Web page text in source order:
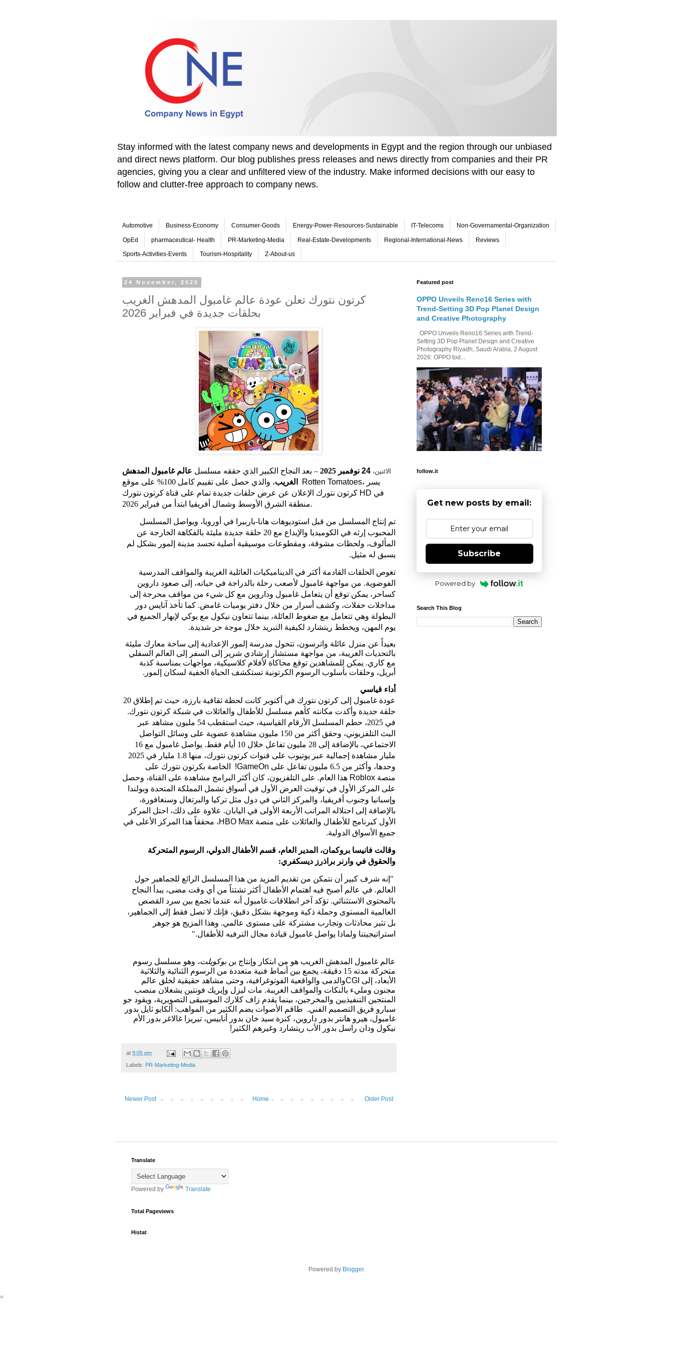
Stay informed with the latest company news and developments in Egypt and the region through our unbiased
and direct news platform. Our blog publishes press releases and news directly from companies and their PR
agencies, giving you a clear and unfiltered view of the industry. Make informed decisions with our easy to
follow and clutter-free approach to company news.
Automotive Business-Economy Consumer-Goods Energy-Power-Resources-Sustainable IT-Telecoms Non-Governamental-Organization
OpEd pharmaceutical- Health PR-Marketing-Media Real-Estate-Developments Regional-International-News Reviews
Sports-Activities-Events Tourism-Hospitality Z-About-us
24 November, 2025
كرتون نتورك تعلن عودة عالم غامبول المدهش الغريب
بحلقات جديدة في فبراير 2026
الاثنين، 24 نوفمبر 2025 – بعد النجاح الكبير الذي حققه مسلسل عالم غامبول المدهش
الغريب
Rotten Tomatoes، يسر
كرتون نتورك الإعلان عن عرض حلقات جديدة تمام على قناة كرتون نتورك HD في
منطقة الشرق الأوسط وشمال أفريقيا ابتدأ من فبراير 2026.
تم إنتاج المسلسل من قبل استوديوهات هانا-باربيرا في أوروبا، ويواصل المسلسل
المحبوب إرثه في الكوميديا والإبداع مع 20 حلقة جديدة مليئة بالفكاهة الخارجة عن
المألوف، ولحظات مشوقة، ومقطوعات موسيقية أصلية تجسد مدينة إلمور بشكل لم
يسبق له مثيل.
تغوص الحلقات القادمة أكثر في الديناميكيات العائلية الغريبة والمواقف المدرسية
الفوضوية. من مواجهة غامبول لأصعب رحلة بالدراجة في حياته، إلى صعود داروين
كساحر، يمكن توقع أن يتعامل غامبول وداروين مع كل شيء من مواقف محرجة إلى
مداخلات حفلات، وكشف أسرار من خلال دفتر يوميات غامض. كما تأخذ آنايس دور
البطولة وهي تتعامل مع ضغوط العائلة، بينما تتعاون نيكول مع يوكي لإبهار الجميع في
يوم المهن، ويخطط ريتشارد لكيفية التبريد خلال موجة حر شديدة.
بعيداً عن منزل عائلة واترسون، تتحول مدرسة إلمور الإعدادية إلى ساحة معارك مليئة
بالتحديات الغريبة، من مواجهة مستشار إرشادي شرير إلى السفر إلى العالم السفلي
مع كاري. يمكن للمشاهدين توقع محاكاة لأفلام كلاسيكية، مواجهات بمناسبة كذبة
أبريل، وحلقات بأسلوب الرسوم الكرتونية تستكشف الحياة الخفية لسكان إلمور .
أداء قياسي
عودة غامبول إلى كرتون نتورك في أكتوبر كانت لحظة ثقافية بارزة، حيث تم إطلاق 20
حلقة جديدة وأكدت مكانته كأهم مسلسل للأطفال والعائلات في شبكة كرتون نتورك.
في 2025، حطم المسلسل الأرقام القياسية، حيث استقطب 54 مليون مشاهد عبر
البث التلفزيوني، وحقق أكثر من 150 مليون مشاهدة عضوية على وسائل التواصل
الاجتماعي، بالإضافة إلى 28 مليون تفاعل خلال 10 أيام فقط. يواصل غامبول مع 16
مليار مشاهدة إجمالية عبر يوتيوب على قنوات كرتون نتورك، منها 1.8 مليار في 2025
وحدها، وأكثر من 6.5 مليون تفاعل على
GameOn!
الخاصة بكرتون نتورك على
منصة
هذا العام. على التلفزيون، كان أكثر البرامج مشاهدة على القناة، وحصل
على المركز الأول في توقيت العرض الأول في أسواق تشمل المملكة المتحدة وبولندا
وإسبانيا وجنوب أفريقيا، والمركز الثاني في دول مثل تركيا والبرتغال وسنغافورة،
بالإضافة إلى احتلاله المراتب الأربعة الأولى في اليابان. علاوة على ذلك، احتل المركز
الأول كبرنامج للأطفال والعائلات على منصة
، محققاً هذا المركز الأعلى في
جميع الأسواق الدولية.
وقالت فانيسا بروكمان، المدير العام، قسم الأطفال الدولي، الرسوم المتحركة
والحقوق في وارنر براذرز ديسكفري:
"إنه شرف كبير أن نتمكن من تقديم المزيد من هذا المسلسل الرائع للجماهير حول
العالم. في عالم أصبح فيه اهتمام الأطفال أكثر تشتتاً من أي وقت مضى، يبدأ النجاح
بالمحتوى الاستثنائي. تؤكد آخر انطلاقات غامبول أنه عندما تجمع بين سرد القصص
العالمية المستوى وحملة ذكية وموجهة بشكل دقيق، فإنك لا تصل فقط إلى الجماهير،
بل تثير محادثات وتجارب مشتركة على مستوى عالمي. وهذا المزيج هو جوهر
استراتيجيتنا ولماذا يواصل غامبول قيادة مجال الترفيه للأطفال."
عالم غامبول المدهش الغريب هو من ابتكار وإنتاج بن بوكويلت، وهو مسلسل رسوم
متحركة مدته 15 دقيقة، يجمع بين أنماط فنية متعددة من الرسوم الثنائية والثلاثية
الأبعاد، إلى
والدمى والواقعية الفوتوغرافية، وحتى مشاهد حقيقية لخلق عالم
مجنون ومليء بالنكات والمواقف الغريبة. مات ليزل وإيريك فونتين يشغلان منصب
المنتجين التنفيذيين والمخرجين، بينما يقدم زاف كلارك الموسيقى التصويرية، ويقود جو
سبارو فريق التصميم الفني. طاقم الأصوات يضم الكثير من المواهب: ألكايو ثايل بدور
غامبول، هيرو هانتر بدور داروين، كنزة سيد خان بدور أناييس، تيريزا غالاغر بدور الأم
نيكول ودان راسل بدور الأب ريتشارد وغيرهم الكثير !
at 9:05 pm
Labels: PR-Marketing-Media
Newer Post Older Post
Home
Featured post
OPPO Unveils Reno16 Series with
Trend-Setting 3D Pop Planet Design
and Creative Photography
OPPO Unveils Reno16 Series with Trend-
Setting 3D Pop Planet Design and Creative
Photography Riyadh, Saudi Arabia, 2 August
2026: OPPO tod...
follow.it
Get new posts by email:
Subscribe
Powered by
Search This Blog
Translate
Powered by Translate
Total Pageviews
Histat
Powered by Blogger.
=